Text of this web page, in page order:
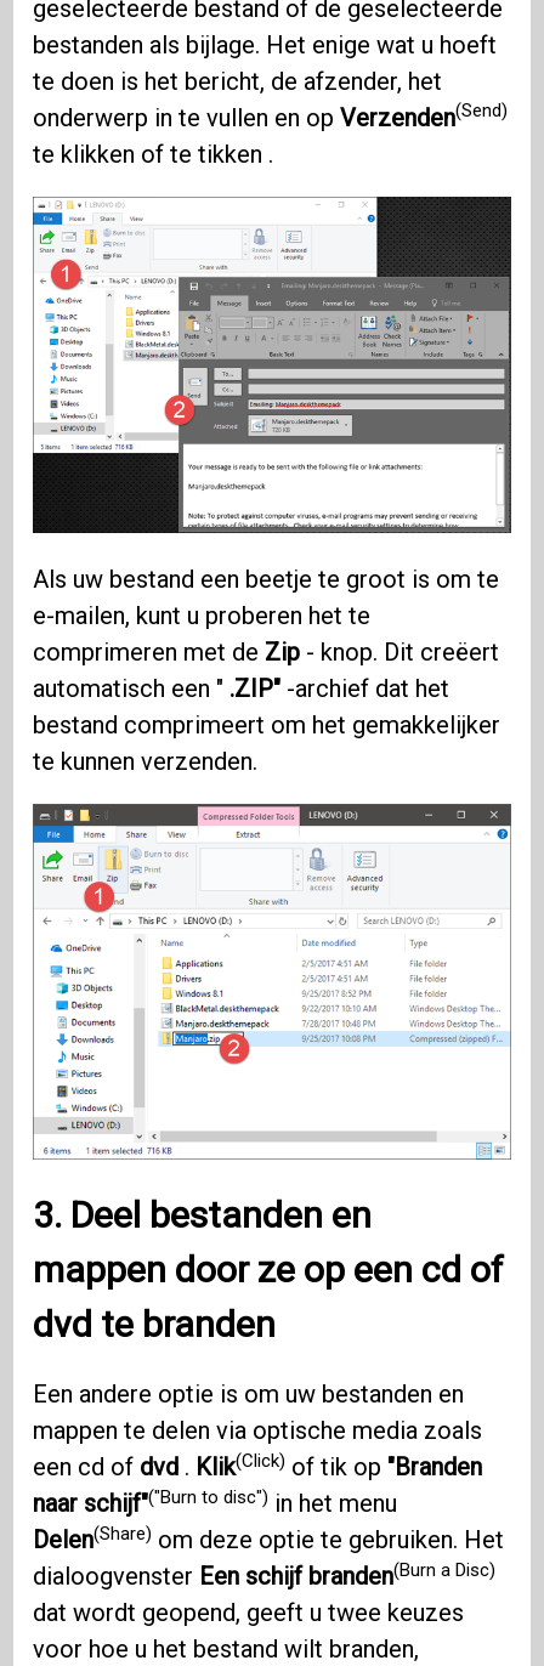
geselecteerde bestand of de geselecteerde
bestanden als bijlage. Het enige wat u hoeft
te doen is het bericht, de afzender, het
onderwerp in te vullen en opVerzenden(Send)
te klikken of te tikken .
Als uw bestand een beetje te groot is om te
e-mailen, kunt u proberen het te
comprimeren met de Zip - knop. Dit creëert
automatisch een " .ZIP" -archief dat het
bestand comprimeert om het gemakkelijker
te kunnen verzenden.
3. Deel bestanden en
mappen door ze op een cd of
dvd te branden
Een andere optie is om uw bestanden en
mappen te delen via optische media zoals
een cd of dvd . Klik(Click) of tik op "Branden
naar schijf"("Burn to disc") in het menu
Delen(Share) om deze optie te gebruiken. Het
dialoogvenster Een schijf branden(Burn a Disc)
dat wordt geopend, geeft u twee keuzes
voor hoe u het bestand wilt branden,